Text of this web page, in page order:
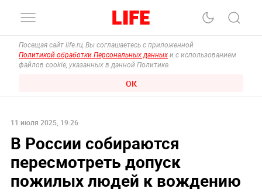
Посещая сайт life.ru, Вы соглашаетесь с приложенной
Политикой обработки Персональных данных и с использованием
файлов cookie, указанных в данной Политике.
ОК
11 июля 2025, 19:26
В России собираются
пересмотреть допуск
пожилых людей к вождению